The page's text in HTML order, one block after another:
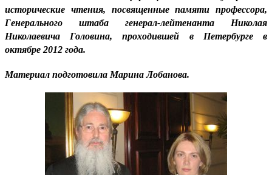
исторические чтения, посвященные памяти профессора,
Генерального штаба генерал-лейтенанта Николая
Николаевича Головина, проходившей в Петербурге в
октябре 2012 года.
Материал подготовила Марина Лобанова.